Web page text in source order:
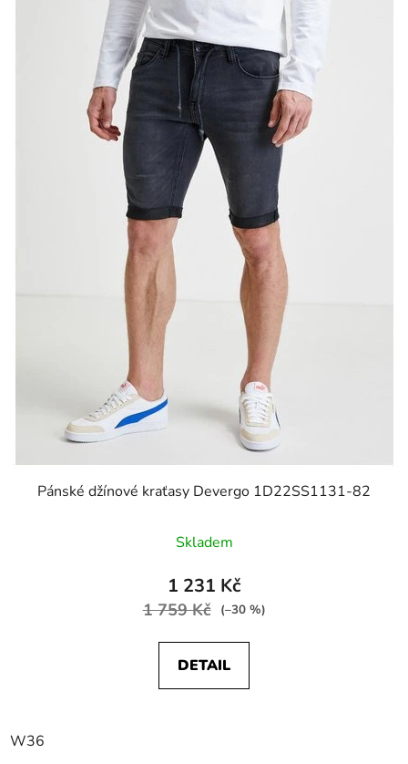
Pánské džínové kraťasy Devergo 1D22SS1131-82
Skladem
1 231 Kč
1 759 Kč (–30 %)
DETAIL
W36